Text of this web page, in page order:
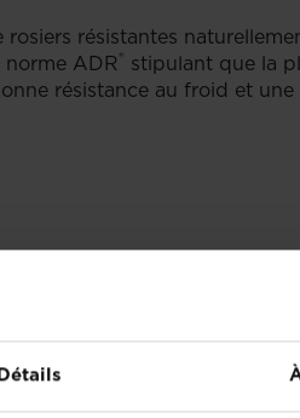
résistantes
norme ADR® stipulant que la
résistance au froid et une